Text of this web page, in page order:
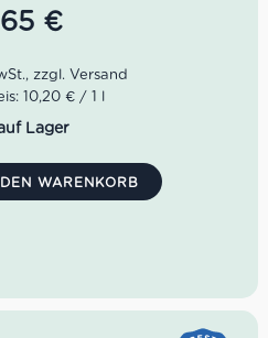
als Aperitif sowie zu Fisch,
sommerlicher italienischer
Reflexen
Antipasti, Pasta,
€
10,20 € / 1 l
Lager
WARENKORB